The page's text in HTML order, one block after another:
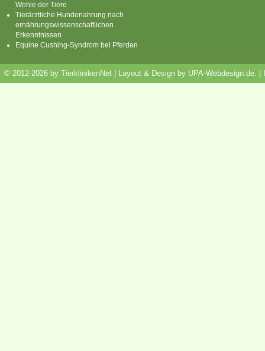
Wohle der Tiere
Tierärztliche Hundenahrung nach
ernährungswissenschaftlichen
Erkenntnissen
Equine Cushing-Syndrom bei Pferden
© 2012-2026 by TierklinikenNet | Layout & Design by UPA-Webdesign.de.